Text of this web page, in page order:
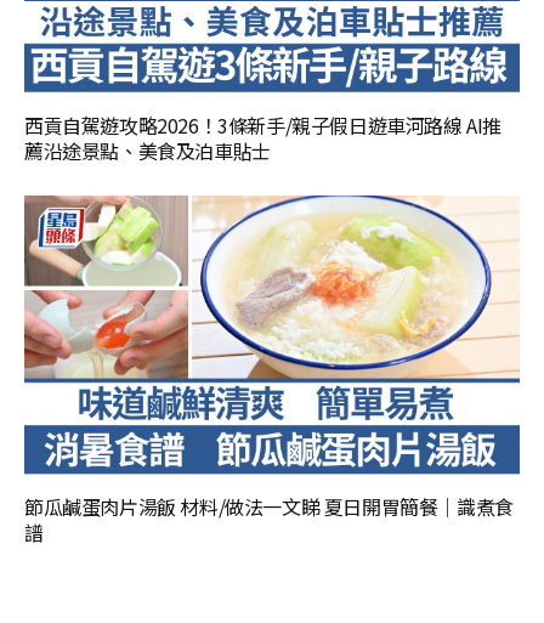
西貢自駕遊攻略2026！3條新手/親子假日遊車河路線 AI推
薦沿途景點、美食及泊車貼士
節瓜鹹蛋肉片湯飯 材料/做法一文睇 夏日開胃簡餐｜識煮食
譜